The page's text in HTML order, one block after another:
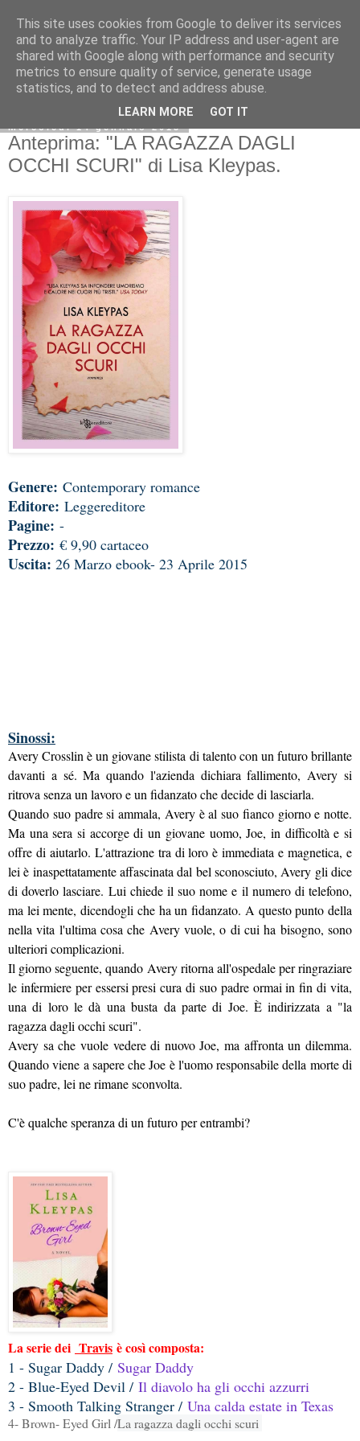
mercoledì 14 gennaio 2015
Anteprima: "LA RAGAZZA DAGLI
OCCHI SCURI" di Lisa Kleypas.
Genere: Contemporary romance
Editore: Leggereditore
Pagine: -
Prezzo: € 9,90 cartaceo
Uscita: 26 Marzo ebook- 23 Aprile 2015
Sinossi:
Avery Crosslin è un giovane stilista di talento con un futuro brillante
davanti a sé. Ma quando l'azienda dichiara fallimento, Avery si
ritrova senza un lavoro e un fidanzato che decide di lasciarla.
Quando suo padre si ammala, Avery è al suo fianco giorno e notte.
Ma una sera si accorge di un giovane uomo, Joe, in difficoltà e si
offre di aiutarlo. L'attrazione tra di loro è immediata e magnetica, e
lei è inaspettatamente affascinata dal bel sconosciuto, Avery gli dice
di doverlo lasciare. Lui chiede il suo nome e il numero di telefono,
ma lei mente, dicendogli che ha un fidanzato. A questo punto della
nella vita l'ultima cosa che Avery vuole, o di cui ha bisogno, sono
ulteriori complicazioni.
Il giorno seguente, quando Avery ritorna all'ospedale per ringraziare
le infermiere per essersi presi cura di suo padre ormai in fin di vita,
una di loro le dà una busta da parte di Joe. È indirizzata a "la
ragazza dagli occhi scuri".
Avery sa che vuole vedere di nuovo Joe, ma affronta un dilemma.
Quando viene a sapere che Joe è l'uomo responsabile della morte di
suo padre, lei ne rimane sconvolta.
C'è qualche speranza di un futuro per entrambi?
La serie dei Travis è così composta:
1 - Sugar Daddy / Sugar Daddy
2 - Blue-Eyed Devil / Il diavolo ha gli occhi azzurri
3 - Smooth Talking Stranger / Una calda estate in Texas
4- Brown- Eyed Girl /La ragazza dagli occhi scuri
This site uses cookies from Google to deliver its services
and to analyze traffic. Your IP address and user-agent are
shared with Google along with performance and security
metrics to ensure quality of service, generate usage
statistics, and to detect and address abuse.
LEARN MORE GOT IT